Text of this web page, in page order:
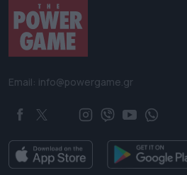
Email: info@powergame.gr